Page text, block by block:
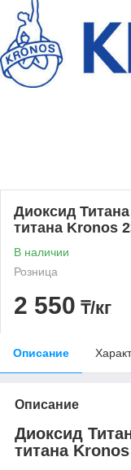
Диоксид
титана Kronos
В наличии
Розница
2 550 ₸/кг
Описание
Описание
Диоксид
титана